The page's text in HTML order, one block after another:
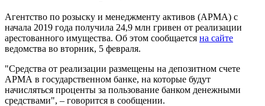
Агентство по розыску и менеджменту активов (АРМА) с
начала 2019 года получила 24,9 млн гривен от реализации
арестованного имущества. Об этом сообщается на сайте
ведомства во вторник, 5 февраля.
"Средства от реализации размещены на депозитном счете
АРМА в государственном банке, на которые будут
начисляться проценты за пользование банком денежными
средствами", – говорится в сообщении.